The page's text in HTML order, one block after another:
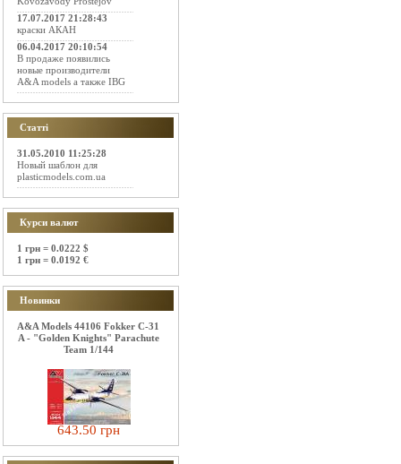
17.07.2017 21:28:43
краски АКАН
06.04.2017 20:10:54
В продаже появились
новые производители
A&A models а также IBG
Статті
31.05.2010 11:25:28
Новый шаблон для
plasticmodels.com.ua
Курси валют
1 грн = 0.0222 $
1 грн = 0.0192 €
Новинки
A&A Models 44106 Fokker C-31
A - "Golden Knights" Parachute
Team 1/144
643.50 грн